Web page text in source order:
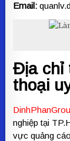
Email:
Địa chỉ
thoại
nghiệp tại
vực quảng